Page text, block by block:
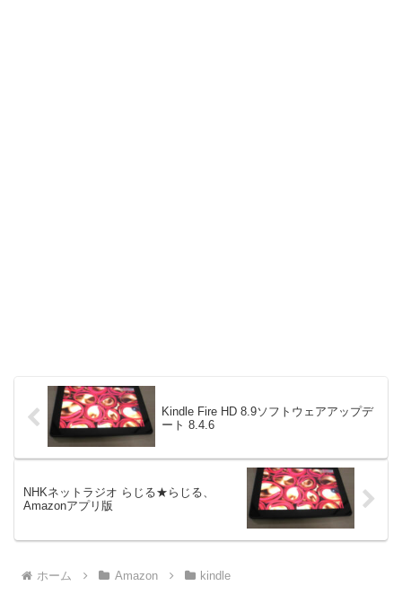
Kindle Fire HD 8.9ソフトウェアアップデ
ート 8.4.6
NHKネットラジオ らじる★らじる、
Amazonアプリ版
ホーム Amazon kindle